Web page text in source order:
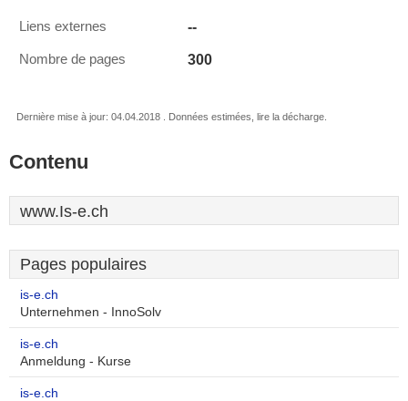
Liens externes --
Nombre de pages 300
Dernière mise à jour: 04.04.2018 . Données estimées, lire la décharge.
Contenu
www.Is-e.ch
Pages populaires
is-e.ch
Unternehmen - InnoSolv
is-e.ch
Anmeldung - Kurse
is-e.ch